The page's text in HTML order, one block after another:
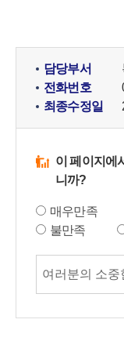
담당부서
전화번호
최종수정일
이 페이지에
니까?
매우만족
불만족